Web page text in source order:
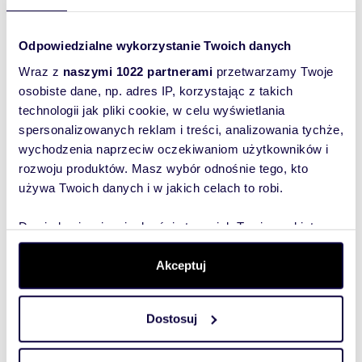
Odpowiedzialne wykorzystanie Twoich danych
Wraz z naszymi 1022 partnerami przetwarzamy Twoje
osobiste dane, np. adres IP, korzystając z takich
technologii jak pliki cookie, w celu wyświetlania
spersonalizowanych reklam i treści, analizowania tychże,
wychodzenia naprzeciw oczekiwaniom użytkowników i
rozwoju produktów. Masz wybór odnośnie tego, kto
używa Twoich danych i w jakich celach to robi.
Dowiedz się więcej odnośnie tego, jak Twoje osobiste
dane są przetwarzane oraz ustaw własne preferencje w
. W Deklaracji plików cookie możesz
zmienić lub wycofać swoją zgodę w dowolnej chwili.
Wykorzystujemy pliki cookie do spersonalizowania treści
i reklam, aby oferować funkcje społecznościowe i
Akceptuj
Dostosuj
::DODATKOWE INFORMACJE
Rodzaj budynku: budynek wolnostojący
Dozór budynku: możliwy
Dojazd: asfalt
Ogrzewanie: C.O. miejskie
Komunikacja publ.: MZK, miejska, autobus
miejski
Sąsiedztwo: osiedle, centrum miasta
Usytuowanie: narożne
Sufity podwieszane: TAK
Wysokość kondygnacji [m]: 2,6- 2,8
Możliwość parkowania: tak
Kraty: TAK
Witryna wystawowa: duża
Wejście: od ulicy
Liczba wejść: 2
Wyślij
wiadomość
To najlepszy
sposób, aby
właściciel
oferty
szybko się z
Tobą
skontaktował!